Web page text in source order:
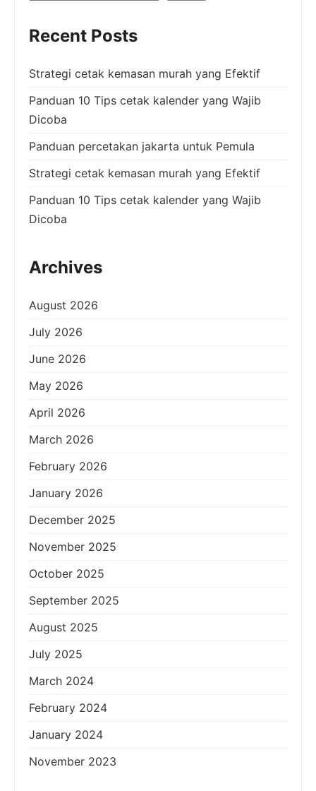
Recent Posts
Strategi cetak kemasan murah yang Efektif
Panduan 10 Tips cetak kalender yang Wajib
Dicoba
Panduan percetakan jakarta untuk Pemula
Strategi cetak kemasan murah yang Efektif
Panduan 10 Tips cetak kalender yang Wajib
Dicoba
Archives
August 2026
July 2026
June 2026
May 2026
April 2026
March 2026
February 2026
January 2026
December 2025
November 2025
October 2025
September 2025
August 2025
July 2025
March 2024
February 2024
January 2024
November 2023